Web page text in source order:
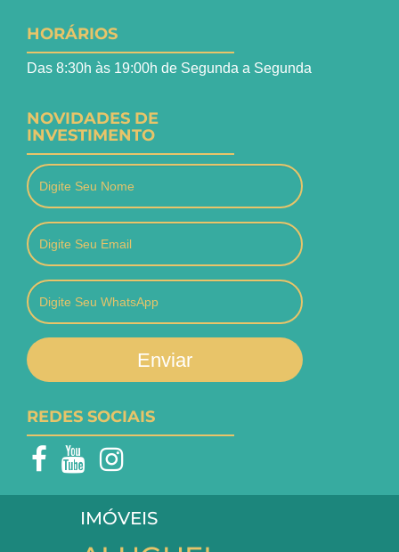
HORÁRIOS
Das 8:30h às 19:00h de Segunda a Segunda
NOVIDADES DE
INVESTIMENTO
Enviar
REDES SOCIAIS
IMÓVEIS